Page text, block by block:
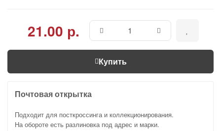
21.00 р.
Купить
Почтовая открытка
Подходит для посткроссинга и коллекционирования.
На обороте есть разлиновка под адрес и марки.